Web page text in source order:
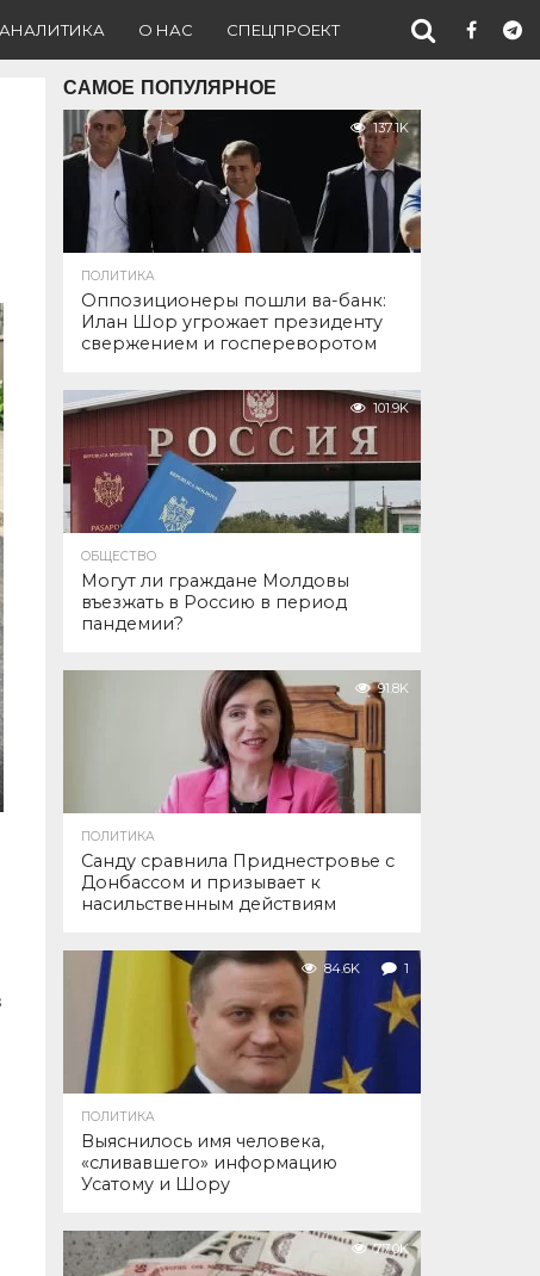
АНАЛИТИКА О НАС СПЕЦПРОЕКТ
САМОЕ ПОПУЛЯРНОЕ
137.1K
ПОЛИТИКА
Оппозиционеры пошли ва-банк:
Илан Шор угрожает президенту
свержением и госпереворотом
101.9K
ОБЩЕСТВО
Могут ли граждане Молдовы
въезжать в Россию в период
пандемии?
91.8K
ПОЛИТИКА
Санду сравнила Приднестровье с
Донбассом и призывает к
насильственным действиям
84.6K 1
ПОЛИТИКА
Выяснилось имя человека,
«сливавшего» информацию
Усатому и Шору
77.0K